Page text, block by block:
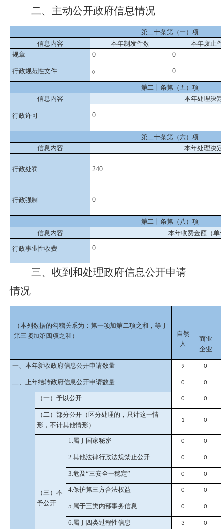
二、主动公开政府信息情况
第二十条第（一）项
信息内容
本年制发件数
本年废止
规章
0 0
行政规范性文件 0 0
第二十条第（五）项
信息内容
本年处理决
行政许可 0
第二十条第（六）项
信息内容
本年处理决
行政处罚 240
行政强制 0
第二十条第（八）项
信息内容
本年收费金额（
行政事业性收费 0
三、 收到和处理政府信息公开申请
情况
（本列数据的勾稽关系为：第一项加第二项之和，等于
第三项加第四项之和）
自然
人
商业
企业
一、本年新收政府信息公开申请数量 9 0
二、上年结转政府信息公开申请数量 0 0
（一）予以公开 0 0
（二）部分公开 （区分处理的，只计这一情
形，不计其他情形）
1 0
（三）不
予公开
1.属于国家秘密 0 0
2.其他法律行政法规禁止公开 0 0
3.危及“三安全一稳定” 0 0
4.保护第三方合法权益 0 0
5.属于三类内部事务信息 0 0
6.属于四类过程性信息 3 0